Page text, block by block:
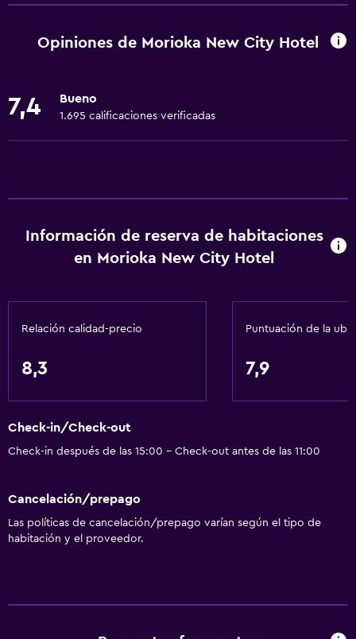
Wifi gratis
Aire acondicionado
Secador de pelo
Baño privado
Accesibilidad y adecuación
Ascensor
Áreas designadas para fumadores
General
Salud y seguridad
Limpieza diaria
Opiniones de Morioka New City Hotel
7,4 Bueno
1.695 calificaciones verificadas
Información de reserva de habitaciones
en Morioka New City Hotel
Relación calidad-precio
8,3
Puntuación de la
7,9
Check-in/Check-out
Check-in después de las 15:00 - Check-out antes de las 11:00
Cancelación/prepago
Las políticas de cancelación/prepago varían según el tipo de
habitación y el proveedor.